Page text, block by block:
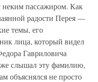
неким пассажиром. Как
радости Перея —
темы, его
лица, который видел
Гавриловича
слышал эту фамилию,
объяснялся не просто